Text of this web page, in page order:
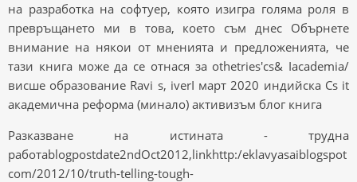
на разработка на софтуер, която изигра голяма роля в
превръщането ми в това, което съм днес Обърнете
внимание на някои от мненията и предложенията, че
тази книга може да се отнася за othetries'cs& Iacademia/
висше образование Ravi s, iverI март 2020 индийска Cs it
академична реформа (минало) активизъм блог книга
Разказване на истината - трудна
работаblogpostdate2ndOct2012,linkhttp:/eklavyasaiblogspot
com/2012/10/truth-telling-tough-